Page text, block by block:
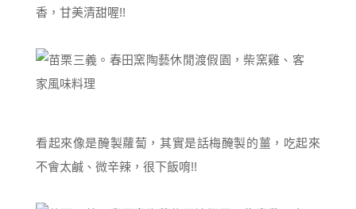
香，甘美清甜喔!!
看起來像是醃製蘿蔔，其實是話梅醃製的薑，吃起來
不會太鹹、微辛辣，很下飯唷!!